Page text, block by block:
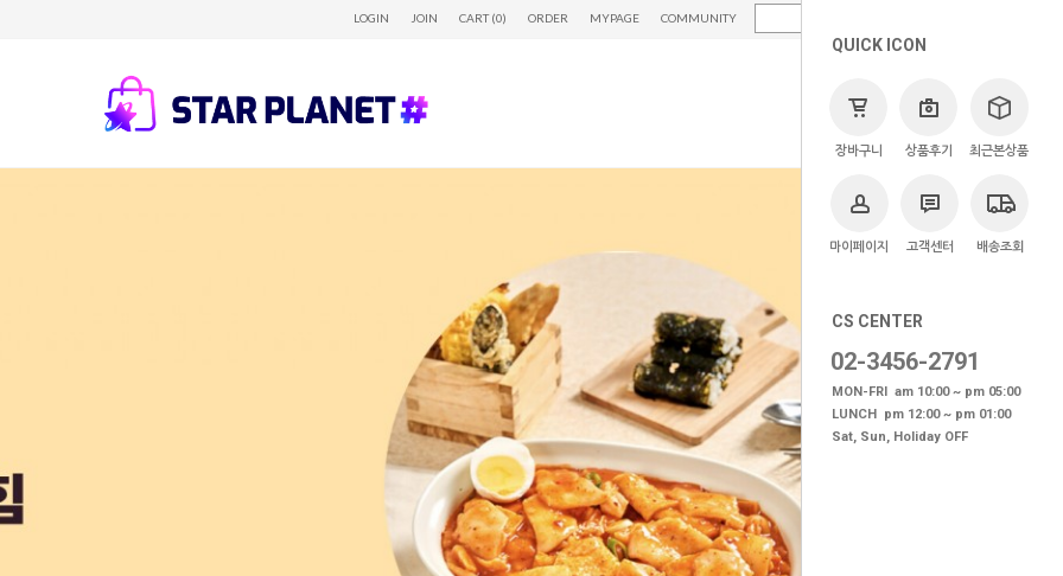
LOGIN JOIN CART (0) ORDER MYPAGE COMMUNITY
QUICK ICON
장바구니 상품후기 최근본상품
마이페이지 고객센터 배송조회
CS CENTER
02-3456-2791
MON-FRI am 10:00 ~ pm 05:00
LUNCH pm 12:00 ~ pm 01:00
Sat, Sun, Holiday OFF